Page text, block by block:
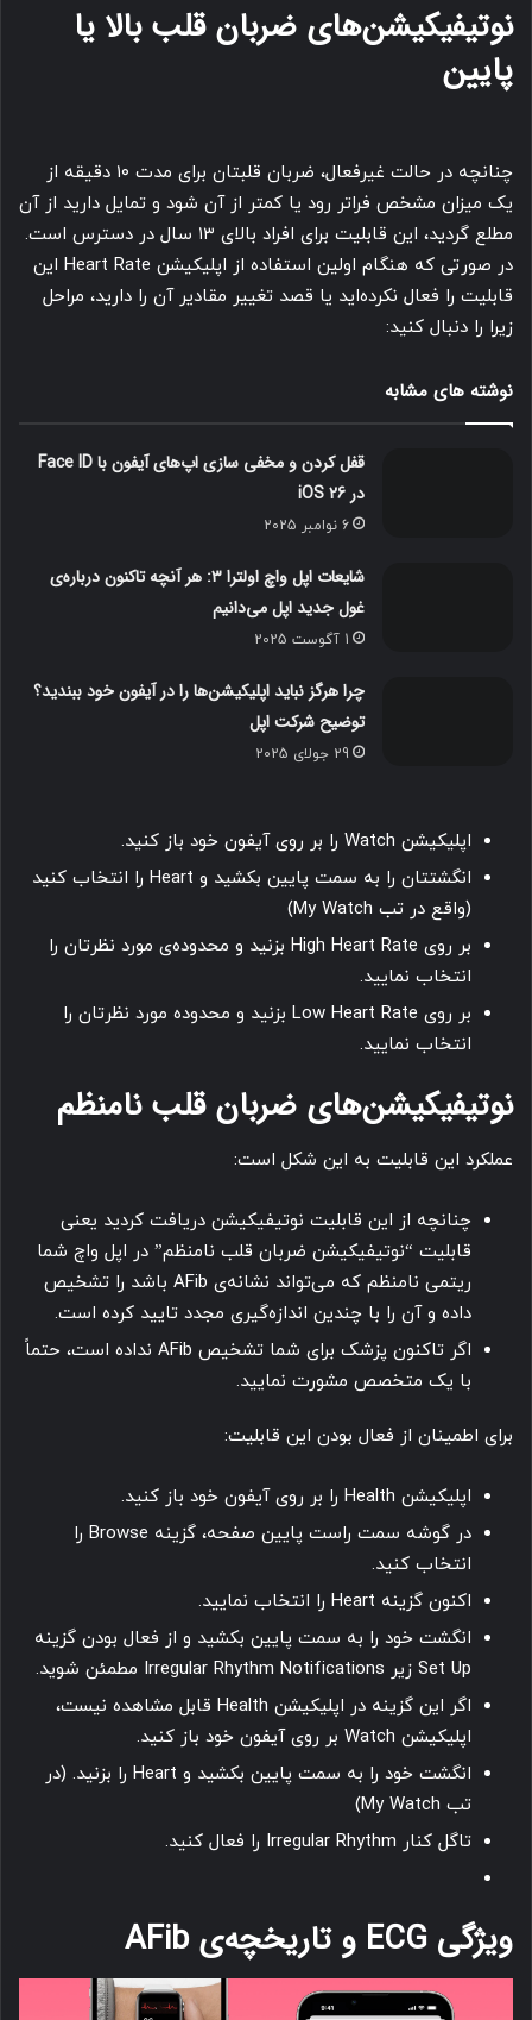
نوتیفیکیشن‌های ضربان قلب بالا یا
پایین
چنانچه در حالت غیرفعال، ضربان قلبتان برای مدت ۱۰ دقیقه از
یک میزان مشخص فراتر رود یا کمتر از آن شود و تمایل دارید از آن
مطلع گردید، این قابلیت برای افراد بالای ۱۳ سال در دسترس است.
در صورتی که هنگام اولین استفاده از اپلیکیشن Heart Rate این
قابلیت را فعال نکرده‌اید یا قصد تغییر مقادیر آن را دارید، مراحل
زیرا را دنبال کنید:
نوشته های مشابه
قفل‌ کردن و مخفی‌ سازی اپ‌های آیفون با Face ID
در iOS 26
6 نوامبر 2025
شایعات اپل واچ اولترا ۳: هر آنچه تاکنون درباره‌ی
غول جدید اپل می‌دانیم
1 آگوست 2025
چرا هرگز نباید اپلیکیشن‌ها را در آیفون خود ببندید؟
توضیح شرکت اپل
29 جولای 2025
اپلیکیشن Watch را بر روی آیفون خود باز کنید.
انگشتتان را به سمت پایین بکشید و Heart را انتخاب کنید
(واقع در تب My Watch)
بر روی High Heart Rate بزنید و محدوده‌ی مورد نظرتان را
انتخاب نمایید.
بر روی Low Heart Rate بزنید و محدوده مورد نظرتان را
انتخاب نمایید.
نوتیفیکیشن‌های ضربان قلب نامنظم
عملکرد این قابلیت به این شکل است:
چنانچه از این قابلیت نوتیفیکیشن دریافت کردید یعنی
قابلیت “نوتیفیکیشن ضربان قلب نامنظم” در اپل واچ شما
ریتمی نامنظم که می‌تواند نشانه‌ی AFib باشد را تشخیص
داده و آن را با چندین اندازه‌گیری مجدد تایید کرده است.
اگر تاکنون پزشک برای شما تشخیص AFib نداده است، حتماً
با یک متخصص مشورت نمایید.
برای اطمینان از فعال بودن این قابلیت:
اپلیکیشن Health را بر روی آیفون خود باز کنید.
در گوشه سمت راست پایین صفحه، گزینه Browse را
انتخاب کنید.
اکنون گزینه Heart را انتخاب نمایید.
انگشت خود را به سمت پایین بکشید و از فعال بودن گزینه
Set Up زیر Irregular Rhythm Notifications مطمئن شوید.
اگر این گزینه در اپلیکیشن Health قابل مشاهده نیست،
اپلیکیشن Watch بر روی آیفون خود باز کنید.
انگشت خود را به سمت پایین بکشید و Heart را بزنید. (در
تب My Watch)
تاگل کنار Irregular Rhythm را فعال کنید.
ویژگی ECG و تاریخچه‌ی AFib